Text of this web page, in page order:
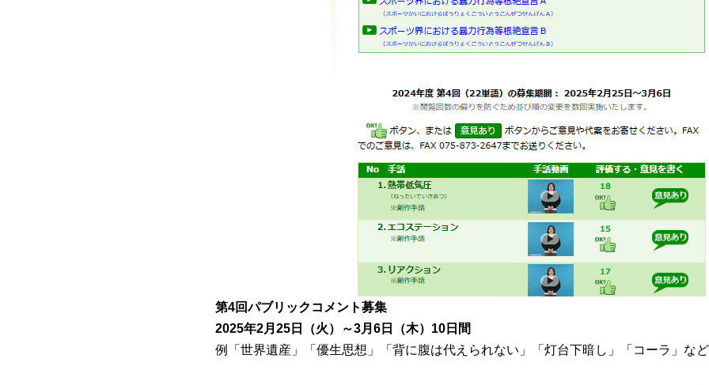
第4回パブリックコメント募集
2025年2月25日（火）～3月6日（木）10日間
例「世界遺産」「優生思想」「背に腹は代えられない」「灯台下暗し」「コーラ」な